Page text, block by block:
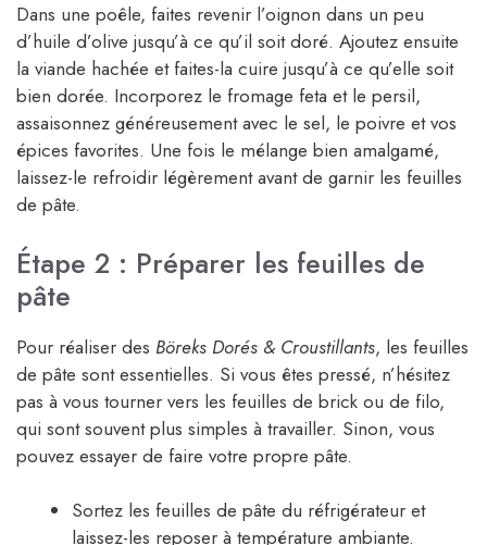
Dans une poêle, faites revenir l’oignon dans un peu
d’huile d’olive jusqu’à ce qu’il soit doré. Ajoutez ensuite
la viande hachée et faites-la cuire jusqu’à ce qu’elle soit
bien dorée. Incorporez le fromage feta et le persil,
assaisonnez généreusement avec le sel, le poivre et vos
épices favorites. Une fois le mélange bien amalgamé,
laissez-le refroidir légèrement avant de garnir les feuilles
de pâte.
Étape 2 : Préparer les feuilles de
pâte
Pour réaliser des Böreks Dorés & Croustillants, les feuilles
de pâte sont essentielles. Si vous êtes pressé, n’hésitez
pas à vous tourner vers les feuilles de brick ou de filo,
qui sont souvent plus simples à travailler. Sinon, vous
pouvez essayer de faire votre propre pâte.
Sortez les feuilles de pâte du réfrigérateur et
laissez-les reposer à température ambiante.